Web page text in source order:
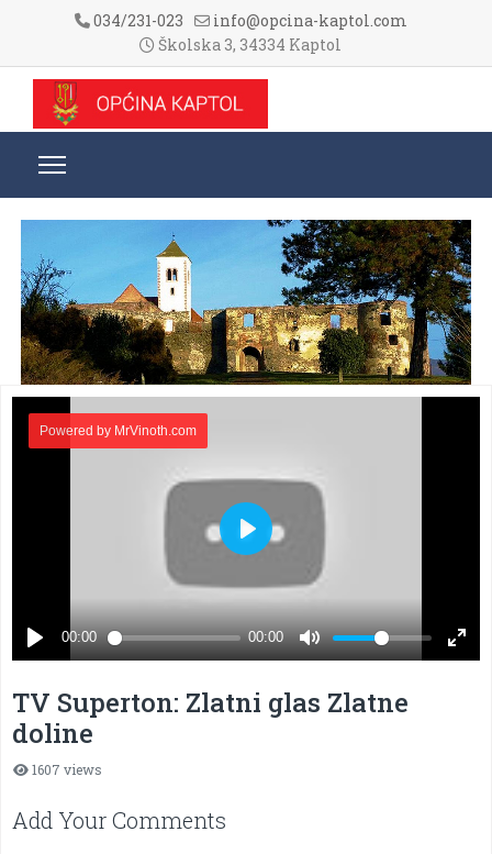
034/231-023
info@opcina-kaptol.com
Školska 3, 34334 Kaptol
TV Superton: Zlatni glas Zlatne
doline
1607 views
Add Your Comments